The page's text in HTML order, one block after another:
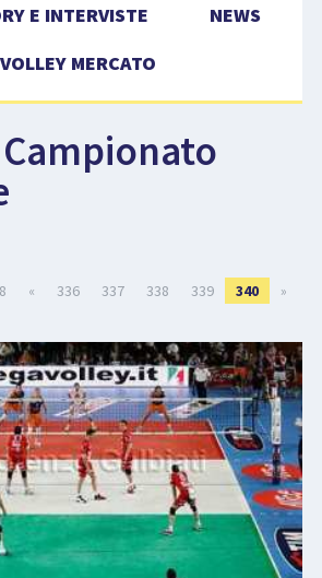
VOLLEY MERCATO
COMPETIZIONI
EVENTI
E INTERVISTE
NEWS
VOLLEY MERCATO
« 336 337 338 339 340 »